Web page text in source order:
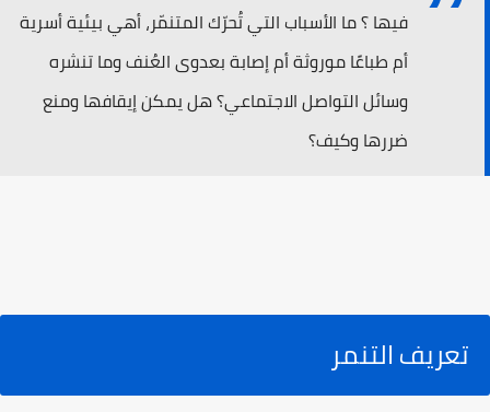
فيها ؟ ما الأسباب التي تُحرّك المتنمّر، أهي بيئية أسرية
أم طباعًا موروثة أم إصابة بعدوى العُنف وما تنشره
وسائل التواصل الاجتماعي؟ هل يمكن إيقافها ومنع
ضررها وكيف؟
تعريف التنمر